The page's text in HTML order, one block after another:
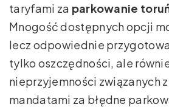
taryfami za parkowanie
Mnogość dostępnych opcji
lecz odpowiednie
tylko oszczędności, ale
nieprzyjemności związanych
mandatami za błędne